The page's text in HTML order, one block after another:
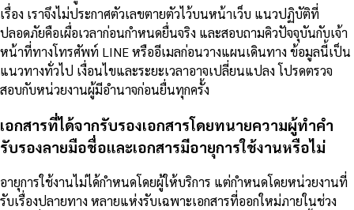
เรื่อง เราจึงไม่ประกาศตัวเลขตายตัวไว้บนหน้าเว็บ แนวปฏิบัติที่
ปลอดภัยคือเผื่อเวลาก่อนกำหนดยื่นจริง และสอบถามคิวปัจจุบันกับเจ้า
หน้าที่ทางโทรศัพท์ LINE หรืออีเมลก่อนวางแผนเดินทาง ข้อมูลนี้เป็น
แนวทางทั่วไป เงื่อนไขและระยะเวลาอาจเปลี่ยนแปลง โปรดตรวจ
สอบกับหน่วยงานผู้มีอำนาจก่อนยื่นทุกครั้ง
เอกสารที่ได้จากรับรองเอกสารโดยทนายความผู้ทำคำ
รับรองลายมือชื่อและเอกสารมีอายุการใช้งานหรือไม่
อายุการใช้งานไม่ได้กำหนดโดยผู้ให้บริการ แต่กำหนดโดยหน่วยงานที่
รับเรื่องปลายทาง หลายแห่งรับเฉพาะเอกสารที่ออกใหม่ภายในช่วง